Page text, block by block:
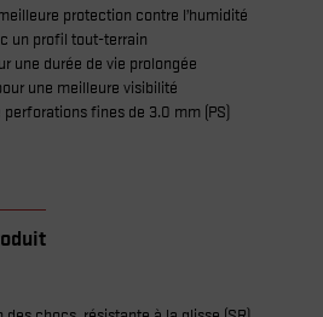
protection contre l’humidité
un profil tout-terrain
une durée de vie prolongée
une meilleure visibilité
fines de 3.0 mm (PS)